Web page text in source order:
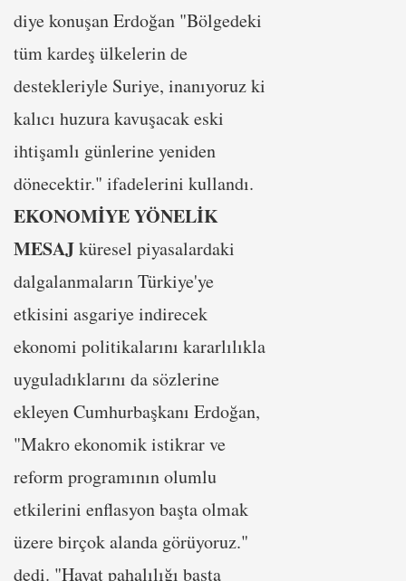
diye konuşan Erdoğan "Bölgedeki
tüm kardeş ülkelerin de
destekleriyle Suriye, inanıyoruz ki
kalıcı huzura kavuşacak eski
ihtişamlı günlerine yeniden
dönecektir." ifadelerini kullandı.
EKONOMİYE YÖNELİK
MESAJküresel piyasalardaki
dalgalanmaların Türkiye'ye
etkisini asgariye indirecek
ekonomi politikalarını kararlılıkla
uyguladıklarını da sözlerine
ekleyen Cumhurbaşkanı Erdoğan,
"Makro ekonomik istikrar ve
reform programının olumlu
etkilerini enflasyon başta olmak
üzere birçok alanda görüyoruz."
dedi. "Hayat pahalılığı başta